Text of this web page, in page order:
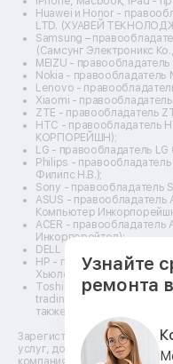
Ремонт винных
Ремонт
Ремонт сушилок для
Ремонт дальномеров
Ремонт
Huawei и Honor -
LTD. (ХУАВЕЙ
Samsung –
(Самсунг Электроникс
MEIZU - правообладатель
Nokia -
Lenovo -
Xiaomi -
ZTE - правообладатель
HTC - правообладатель
КОРПОРЕЙШН);
LG - правообладатель
Philips - правообладатель
Филипс Н.В.);
Sony - правообладатель
ASUS - правообладатель
Компьютер
ACER -
Инкорпорейтед);
DELL - правообладатель
HP - правообладатель
Хьюлетт Паккард Груп
Toshiba -
trading as Toshiba
также торгующая как
Зарегистрированные
услуг, доступных в сети
компаниями
Узнайте
ремонта